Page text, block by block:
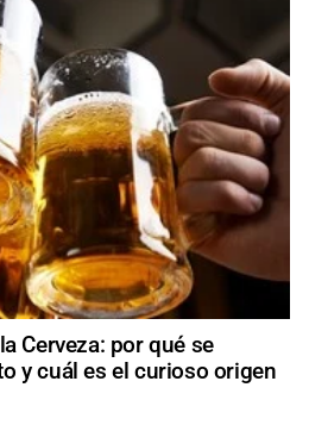
Cerveza: por qué se
y cuál es el curioso origen